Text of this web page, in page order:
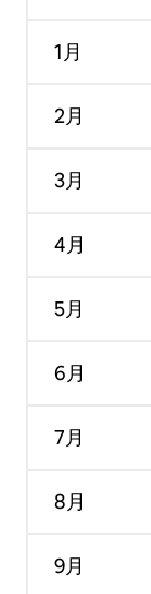
1月
2月
3月
4月
5月
6月
7月
8月
9月